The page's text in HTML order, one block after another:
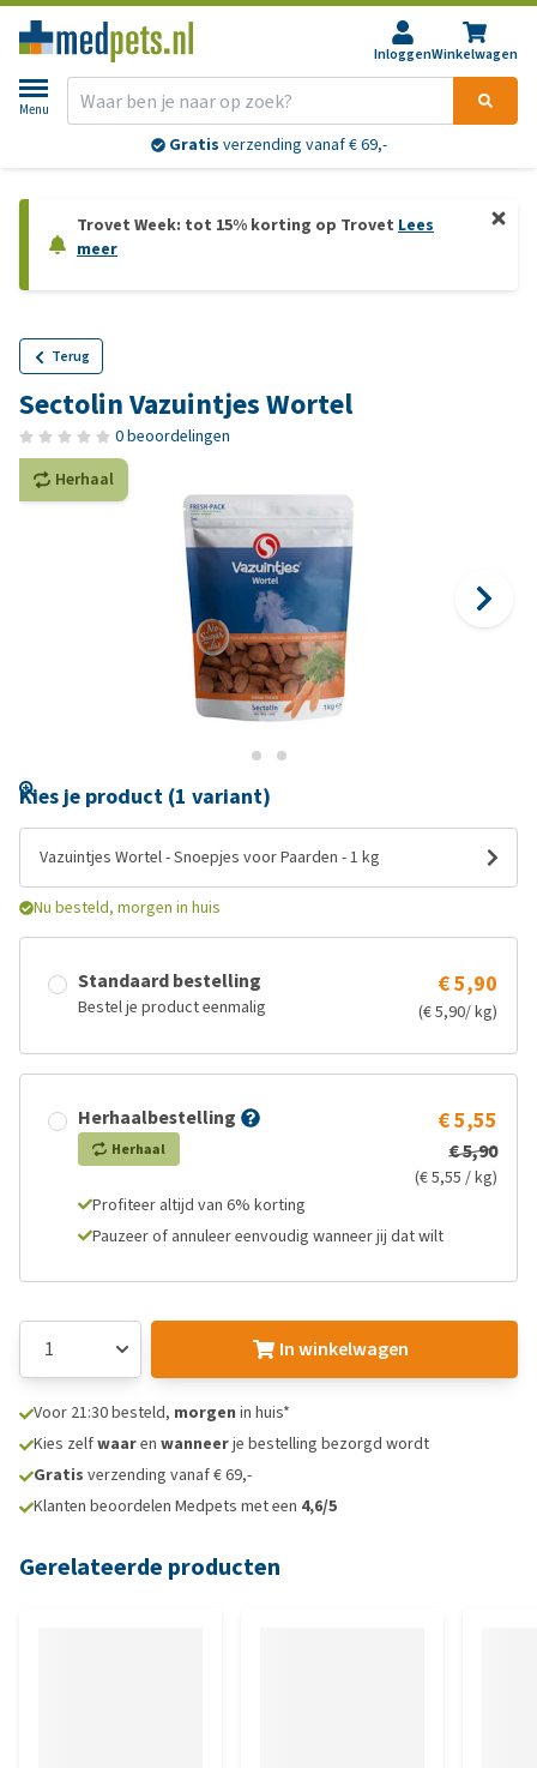
InloggenWinkelwagen
Menu
Gratis verzending vanaf € 69,-
Trovet Week: tot 15% korting op Trovet Lees
meer
Terug
Sectolin Vazuintjes Wortel
0 beoordelingen
Herhaal
Kies je product (1 variant)
Vazuintjes Wortel - Snoepjes voor Paarden - 1 kg
Nu besteld, morgen in huis
Standaard bestelling
Bestel je product eenmalig
€ 5,90
(€ 5,90/ kg)
Herhaalbestelling
Herhaal
€ 5,55
€ 5,90
(€ 5,55 / kg)
Profiteer altijd van 6% korting
Pauzeer of annuleer eenvoudig wanneer jij dat wilt
In winkelwagen
Voor 21:30 besteld, morgen in huis*
Kies zelfwaaren wanneerje bestelling bezorgd wordt
Gratis verzending vanaf € 69,-
Klanten beoordelen Medpets met een 4,6/5
Gerelateerde producten